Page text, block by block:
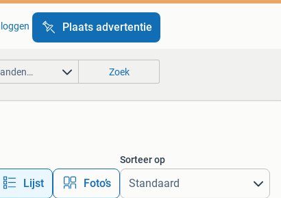
Plaats advertentie
Zoek
Lijst Foto’s
Sorteer op